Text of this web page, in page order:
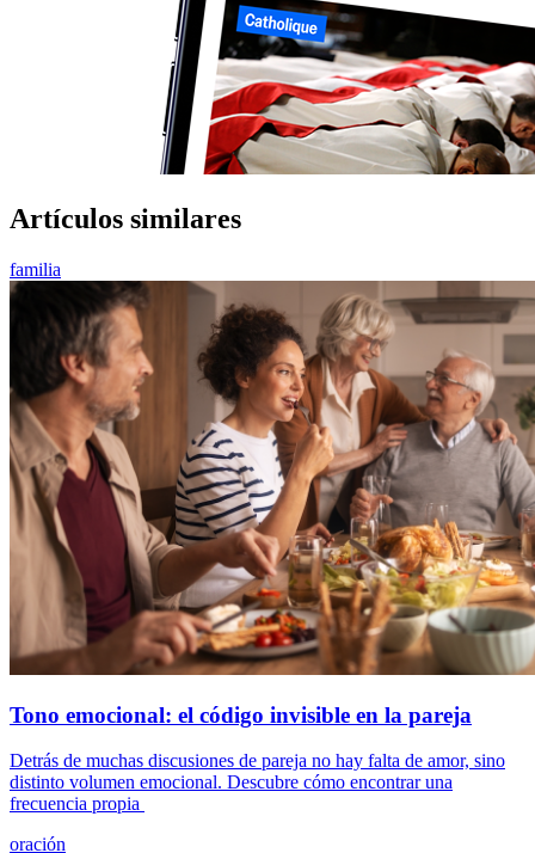
Artículos similares
familia
Tono emocional: el código invisible en la pareja
Detrás de muchas discusiones de pareja no hay falta de amor, sino
distinto volumen emocional. Descubre cómo encontrar una
frecuencia propia
oración